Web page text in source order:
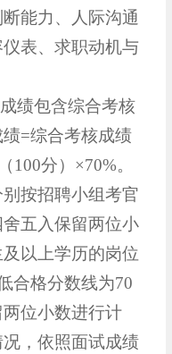
能力、人际沟通
表、求职动机与
绩包含综合考核
=综合考核成绩
100分）×70%。
按招聘小组考官
五入保留两位小
以上学历的岗位
合格分数线为70
位小数进行计
，依照面试成绩